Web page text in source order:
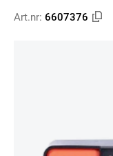
Art.nr: 6607376